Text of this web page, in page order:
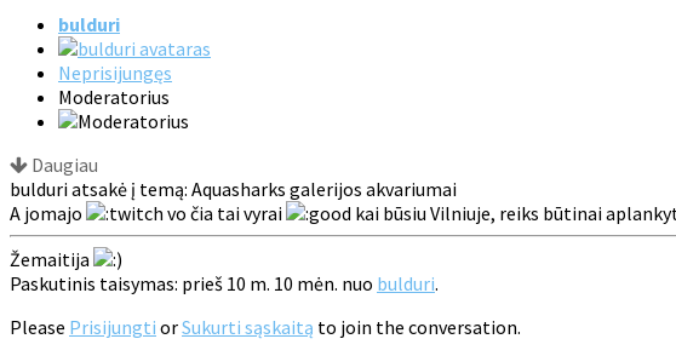
bulduri
Neprisijungęs
Moderatorius
Daugiau
bulduri atsakė į temą: Aquasharks galerijos akvariumai
A jomajo
vo čia tai vyrai kai būsiu Vilniuje, reiks būtinai
Žemaitija
Paskutinis taisymas: prieš 10 m. 10 mėn. nuo bulduri.
Please Prisijungti orSukurti sąskaitą to join the conversation.